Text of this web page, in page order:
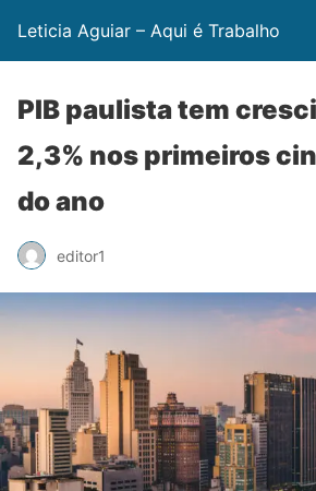
Leticia Aguiar – Aqui é Trabalho
PIB paulista tem
2,3% nos primeiros
do ano
editor1